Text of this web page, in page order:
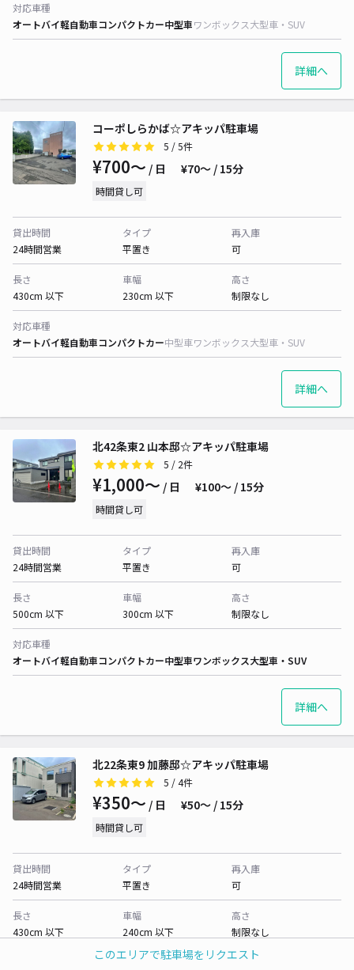
このエリアで駐車場をリクエスト
対応車種
オートバイ軽自動車コンパクトカー中型車ワンボックス大型車・SUV
詳細へ
コーポしらかば☆アキッパ駐車場
5 / 5件
¥700〜 / 日 ¥70〜 / 15分
時間貸し可
貸出時間
24時間営業
タイプ
平置き
再入庫
可
長さ
430cm 以下
車幅
230cm 以下
高さ
制限なし
対応車種
オートバイ軽自動車コンパクトカー中型車ワンボックス大型車・SUV
詳細へ
北42条東2 山本邸☆アキッパ駐車場
5 / 2件
¥1,000〜 / 日 ¥100〜 / 15分
時間貸し可
貸出時間
24時間営業
タイプ
平置き
再入庫
可
長さ
500cm 以下
車幅
300cm 以下
高さ
制限なし
対応車種
オートバイ軽自動車コンパクトカー中型車ワンボックス大型車・SUV
詳細へ
北22条東9 加藤邸☆アキッパ駐車場
5 / 4件
¥350〜 / 日 ¥50〜 / 15分
時間貸し可
貸出時間
24時間営業
タイプ
平置き
再入庫
可
長さ
430cm 以下
車幅
240cm 以下
高さ
制限なし